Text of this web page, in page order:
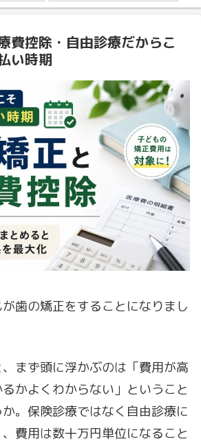
費控除・自由診療だからこ
い時期
歯の矯正をすることになりまし
まず頭に浮かぶのは「費用が高
かよくわからない」ということ
。保険診療ではなく自由診療に
費用は数十万円単位になること